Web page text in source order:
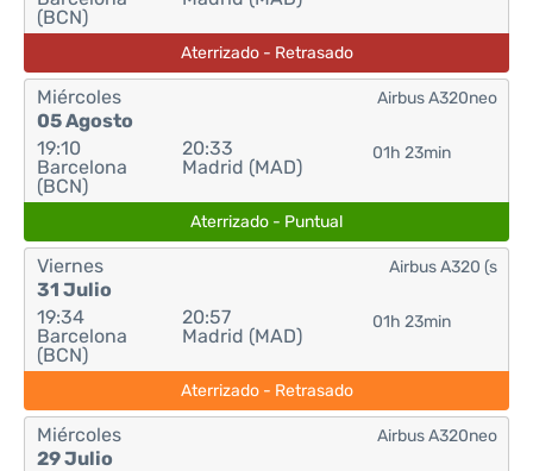
(BCN)
Aterrizado - Retrasado
Miércoles
05 Agosto
19:10
Barcelona
(BCN)
20:33
Madrid (MAD)
01h 23min
Airbus A320neo
Aterrizado - Puntual
Viernes
31 Julio
19:34
Barcelona
(BCN)
20:57
Madrid (MAD)
01h 23min
Airbus A320 (s
Aterrizado - Retrasado
Miércoles
29 Julio
Airbus A320neo